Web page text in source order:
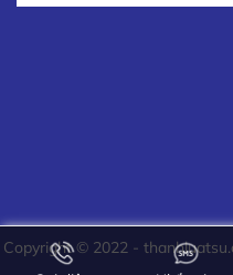
Copyright © 2022 -